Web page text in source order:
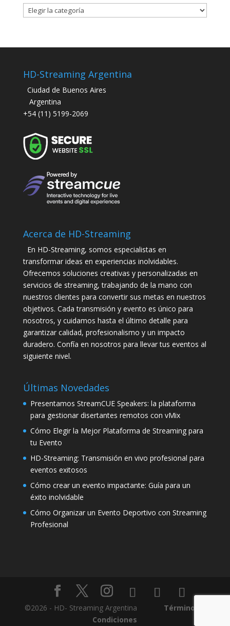
Categorías
HD-Streaming Argentina
Ciudad de Buenos Aires
Argentina
+54 (11) 5199-2069
Acerca de HD-Streaming
En HD-Streaming, somos especialistas en
transformar ideas en experiencias inolvidables.
Ofrecemos soluciones creativas y personalizadas en
servicios de streaming, trabajando de la mano con
nuestros clientes para convertir sus metas en nuestros
objetivos. Cada transmisión y evento es único para
nosotros, y cuidamos hasta el último detalle para
garantizar calidad, profesionalismo y un impacto
duradero. Confía en nosotros para llevar tus eventos al
siguiente nivel.
Últimas Novedades
Presentamos StreamCUE Speakers: la plataforma
para gestionar disertantes remotos con vMix
Cómo Elegir la Mejor Plataforma de Streaming para
tu Evento
HD-Streaming: Transmisión en vivo profesional para
eventos exitosos
Cómo crear un evento impactante: Guía para un
éxito inolvidable
Cómo Organizar un Evento Deportivo con Streaming
Profesional
©2026 - HD- Streaming Argentina Términos y
Condiciones